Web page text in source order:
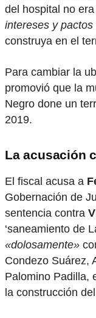
del hospital no
intereses y pactos
construya en el
Para cambiar la
promovió que la
Negro done un
2019.
La acusación
El fiscal acusa a
Gobernación de
sentencia contra
‘saneamiento de
«dolosamente»
Condezo Suárez,
Palomino Padilla,
la construcción